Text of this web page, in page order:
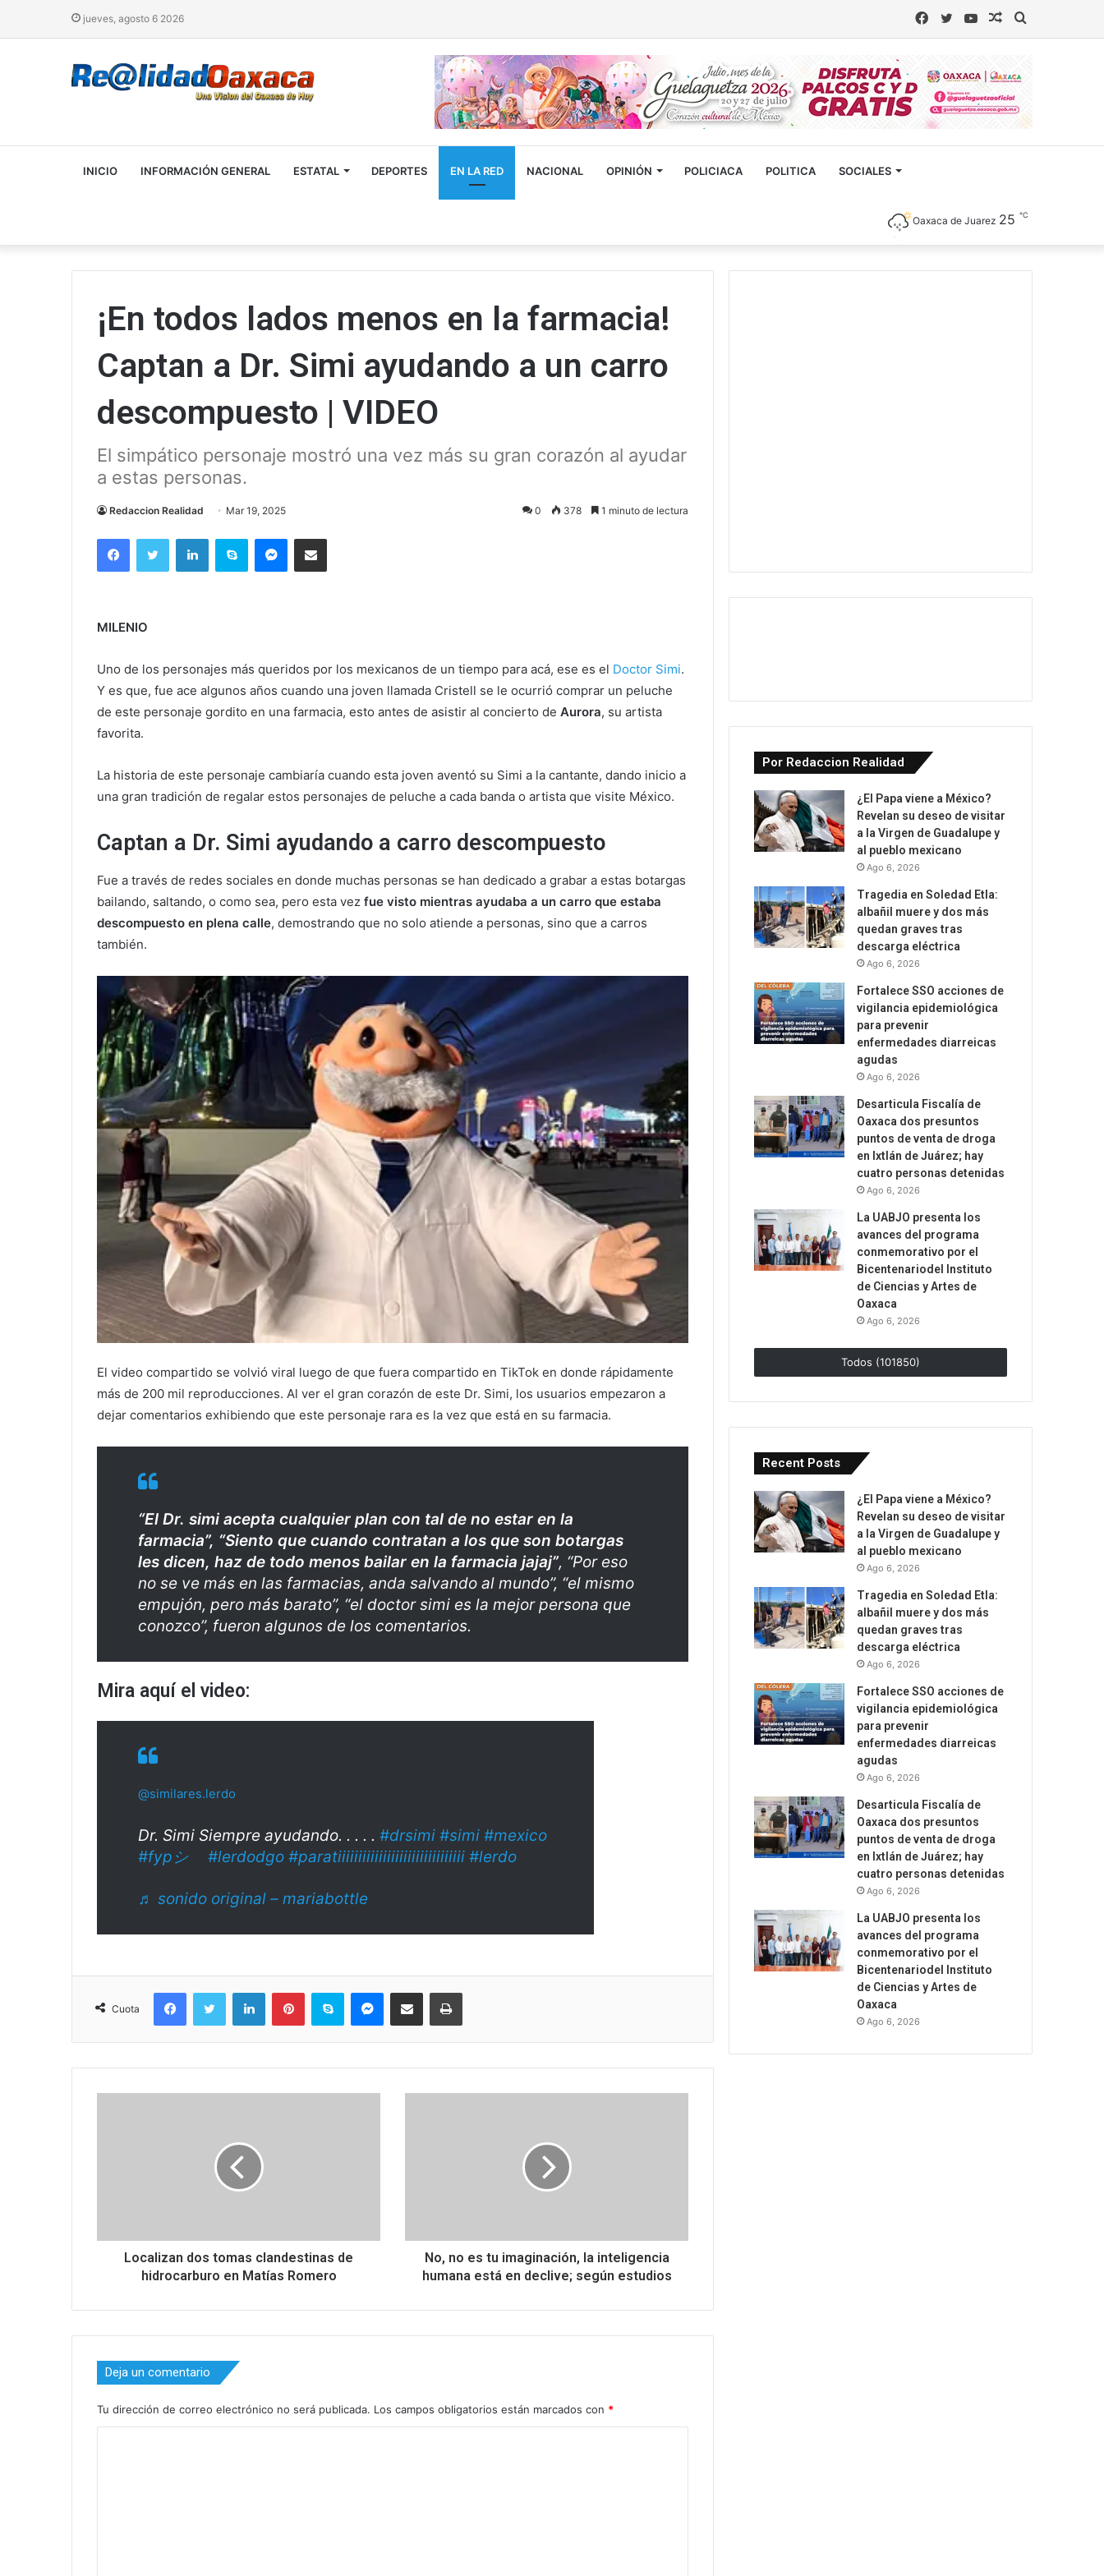
jueves, agosto 6 2026 Buscar
Artículo
YouTube
Twitter
Facebook
INICIO INFORMACIÓN GENERAL ESTATAL DEPORTES EN LA RED NACIONAL OPINIÓN POLICIACA POLITICA SOCIALES
Oaxaca de Juarez 25 ℃
¡En todos lados menos en la farmacia!
Captan a Dr. Simi ayudando a un carro
descompuesto | VIDEO
El simpático personaje mostró una vez más su gran corazón al ayudar
a estas personas.
Redaccion Realidad Mar 19, 2025 0 378 1 minuto de lectura
FacebookTwitter LinkedInSkype MessengerCompartir via correo electrónico
MILENIO
Uno de los personajes más queridos por los mexicanos de un tiempo para acá, ese es el Doctor Simi.
Y es que, fue ace algunos años cuando una joven llamada Cristell se le ocurrió comprar un peluche
de este personaje gordito en una farmacia, esto antes de asistir al concierto de Aurora, su artista
favorita.
La historia de este personaje cambiaría cuando esta joven aventó su Simi a la cantante, dando inicio a
una gran tradición de regalar estos personajes de peluche a cada banda o artista que visite México.
Captan a Dr. Simi ayudando a carro descompuesto
Fue a través de redes sociales en donde muchas personas se han dedicado a grabar a estas botargas
bailando, saltando, o como sea, pero esta vez fue visto mientras ayudaba a un carro que estaba
descompuesto en plena calle, demostrando que no solo atiende a personas, sino que a carros
también.
El video compartido se volvió viral luego de que fuera compartido en TikTok en donde rápidamente
más de 200 mil reproducciones. Al ver el gran corazón de este Dr. Simi, los usuarios empezaron a
dejar comentarios exhibiendo que este personaje rara es la vez que está en su farmacia.
“El Dr. simi acepta cualquier plan con tal de no estar en la
farmacia”, “Siento que cuando contratan a los que son botargas
les dicen, haz de todo menos bailar en la farmacia jajaj”, “Por eso
no se ve más en las farmacias, anda salvando al mundo”, “el mismo
empujón, pero más barato”, “el doctor simi es la mejor persona que
conozco”, fueron algunos de los comentarios.
Mira aquí el video:
@similares.lerdo
Dr. Simi Siempre ayudando. . . . . #drsimi #simi #mexico
#fypシ゚
#lerdodgo #paratiiiiiiiiiiiiiiiiiiiiiiiiiiiiiii #lerdo
♬ sonido original – mariabottle
Cuota
FacebookTwitter LinkedInPinterestSkype MessengerCompartir via correo electrónicoImpresión
Localizan dos tomas clandestinas de
hidrocarburo en Matías Romero
No, no es tu imaginación, la inteligencia
humana está en declive; según estudios
Deja un comentario
Tu dirección de correo electrónico no será publicada. Los campos obligatorios están marcados con *
Por Redaccion Realidad
¿El Papa viene a México?
Revelan su deseo de visitar
a la Virgen de Guadalupe y
al pueblo mexicano
Ago 6, 2026
Tragedia en Soledad Etla:
albañil muere y dos más
quedan graves tras
descarga eléctrica
Ago 6, 2026
Fortalece SSO acciones de
vigilancia epidemiológica
para prevenir
enfermedades diarreicas
agudas
Ago 6, 2026
Desarticula Fiscalía de
Oaxaca dos presuntos
puntos de venta de droga
en Ixtlán de Juárez; hay
cuatro personas detenidas
Ago 6, 2026
La UABJO presenta los
avances del programa
conmemorativo por el
Bicentenariodel Instituto
de Ciencias y Artes de
Oaxaca
Ago 6, 2026
Todos (101850)
Recent Posts
¿El Papa viene a México?
Revelan su deseo de visitar
a la Virgen de Guadalupe y
al pueblo mexicano
Ago 6, 2026
Tragedia en Soledad Etla:
albañil muere y dos más
quedan graves tras
descarga eléctrica
Ago 6, 2026
Fortalece SSO acciones de
vigilancia epidemiológica
para prevenir
enfermedades diarreicas
agudas
Ago 6, 2026
Desarticula Fiscalía de
Oaxaca dos presuntos
puntos de venta de droga
en Ixtlán de Juárez; hay
cuatro personas detenidas
Ago 6, 2026
La UABJO presenta los
avances del programa
conmemorativo por el
Bicentenariodel Instituto
de Ciencias y Artes de
Oaxaca
Ago 6, 2026